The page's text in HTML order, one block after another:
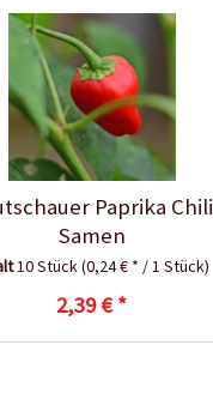
Paprika Chili
Samen
10 Stück(0,24 € * / 1 Stück)
2,39 € *